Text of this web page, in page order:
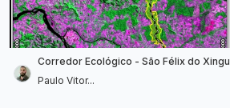
Corredor Ecológico - São Félix do Xingu
Paulo Vitor...